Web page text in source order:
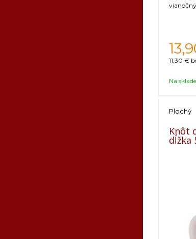
11,30 €
Na sklade
Plochý
Knôt
dĺžka